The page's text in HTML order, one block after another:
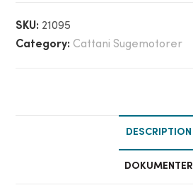
SKU: 21095
Category: Cattani Sugemotorer
DESCRIPTION
DOKUMENTER